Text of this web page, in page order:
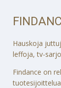
Hauskoja
leffoja, tv-
Findance on